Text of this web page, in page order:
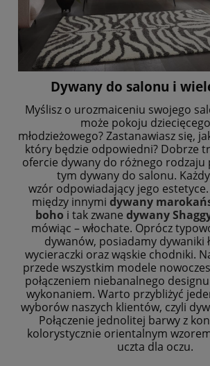
Dywany do salonu i
Myślisz o urozmaiceniu swojego
może pokoju
młodzieżowego?Zastanawiasz się,
który będzie odpowiedni? Dobrze
ofercie dywany do różnego rodzaju
tym dywany do salonu.
wzór odpowiadający jego
między innymi dywany
boho i tak zwane dywany
mówiąc – włochate. Oprócz
dywanów, posiadamy dywaniki
wycieraczki oraz wąskie chodniki.
przede wszystkim modele
połączeniem niebanalnego
wykonaniem. Warto przybliżyć
wyborów naszych klientów, czyli
Połączenie jednolitej barwy z
kolorystycznie orientalnym
uczta dla oczu.